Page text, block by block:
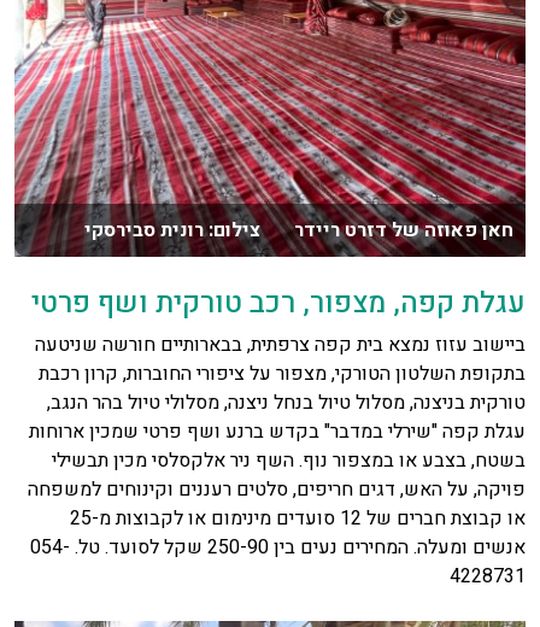
חאן פאוזה של דזרט ריידר צילום: רונית סבירסקי
עגלת קפה, מצפור, רכב טורקית ושף פרטי
ביישוב עזוז נמצא בית קפה צרפתית, בבארותיים חורשה שניטעה
בתקופת השלטון הטורקי, מצפור על ציפורי החוברות, קרון רכבת
טורקית בניצנה, מסלול טיול בנחל ניצנה, מסלולי טיול בהר הנגב,
עגלת קפה "שירלי במדבר" בקדש ברנע ושף פרטי שמכין ארוחות
בשטח, בצבע או במצפור נוף. השף ניר אלקסלסי מכין תבשילי
פויקה, על האש, דגים חריפים, סלטים רעננים וקינוחים למשפחה
או קבוצת חברים של 12 סועדים מינימום או לקבוצות מ-25
אנשים ומעלה. המחירים נעים בין 250-90 שקל לסועד. טל. 054-
4228731